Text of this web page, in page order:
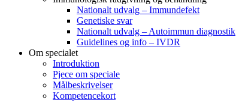
Nationalt udvalg – Immundefekt
Genetiske svar
Nationalt udvalg – Autoimmun diagnostik
Guidelines og info – IVDR
Om specialet
Introduktion
Pjece om speciale
Målbeskrivelser
Kompetencekort